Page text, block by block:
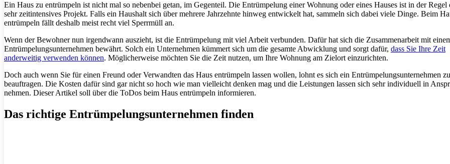
Ein Haus zu entrümpeln ist nicht mal so nebenbei getan, im Gegenteil. Die Entrümpelung einer Wohnung oder eines Hauses ist in der Regel
sehr zeitintensives Projekt. Falls ein Haushalt sich über mehrere Jahrzehnte hinweg entwickelt hat, sammeln sich dabei viele Dinge. Beim
entrümpeln fällt deshalb meist recht viel Sperrmüll an.
Wenn der Bewohner nun irgendwann auszieht, ist die Entrümpelung mit viel Arbeit verbunden. Dafür hat sich die Zusammenarbeit mit
Entrümpelungsunternehmen bewährt. Solch ein Unternehmen kümmert sich um die gesamte Abwicklung und sorgt dafür, dass Sie Ihre Zeit
anderweitig verwenden können. Möglicherweise möchten Sie die Zeit nutzen, um Ihre Wohnung am Zielort einzurichten.
Doch auch wenn Sie für einen Freund oder Verwandten das Haus entrümpeln lassen wollen, lohnt es sich ein Entrümpelungsunternehmen zu
beauftragen. Die Kosten dafür sind gar nicht so hoch wie man vielleicht denken mag und die Leistungen lassen sich sehr individuell in
nehmen. Dieser Artikel soll über die ToDos beim Haus entrümpeln informieren.
Das richtige Entrümpelungsunternehmen finden